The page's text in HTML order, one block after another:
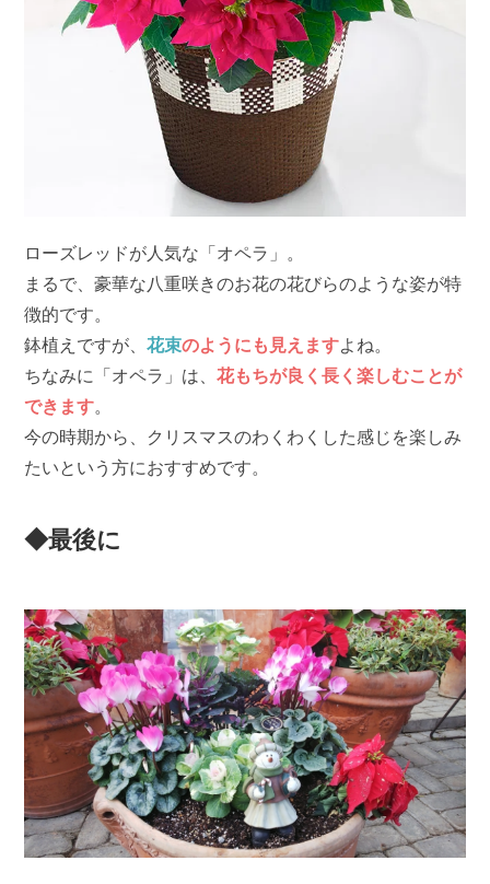
ローズレッドが人気な「オペラ」。
まるで、豪華な八重咲きのお花の花びらのような姿が特
徴的です。
鉢植えですが、花束のようにも見えますよね。
ちなみに「オペラ」は、花もちが良く長く楽しむことが
できます。
今の時期から、クリスマスのわくわくした感じを楽しみ
たいという方におすすめです。
◆最後に